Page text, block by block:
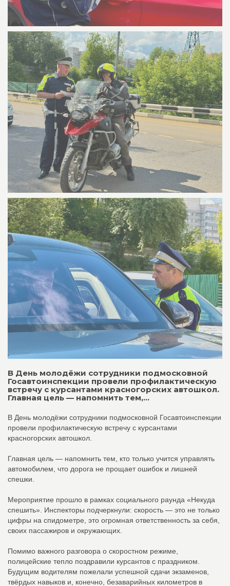
В День молодёжи сотрудники подмосковной
Госавтоинспекции провели профилактическую
встречу с курсантами красногорских автошкол.
Главная цель — напомнить тем,...
В День молодёжи сотрудники подмосковной Госавтоинспекции
провели профилактическую встречу с курсантами
красногорских автошкол.
Главная цель — напомнить тем, кто только учится управлять
автомобилем, что дорога не прощает ошибок и лишней
спешки.
Мероприятие прошло в рамках социального раунда «Некуда
спешить». Инспекторы подчеркнули: скорость — это не только
цифры на спидометре, это огромная ответственность за себя,
своих пассажиров и окружающих.
Помимо важного разговора о скоростном режиме,
полицейские тепло поздравили курсантов с праздником.
Будущим водителям пожелали успешной сдачи экзаменов,
твёрдых навыков и, конечно, безаварийных километров в